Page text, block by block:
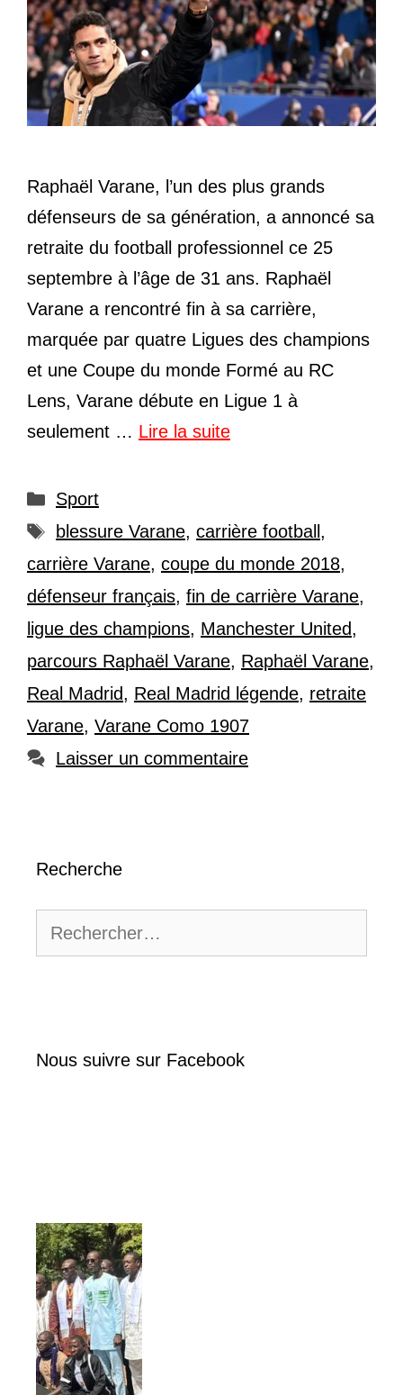
Raphaël Varane, l’un des plus grands
défenseurs de sa génération, a annoncé sa
retraite du football professionnel ce 25
septembre à l’âge de 31 ans. Raphaël
Varane a rencontré fin à sa carrière,
marquée par quatre Ligues des champions
et une Coupe du monde Formé au RC
Lens, Varane débute en Ligue 1 à
seulement … Lire la suite
Catégories
Sport
Étiquettes
blessure Varane, carrière football ,
carrière Varane, coupe du monde 2018,
défenseur français, fin de carrière Varane,
ligue des champions, Manchester United,
parcours Raphaël Varane, Raphaël Varane,
Real Madrid, Real Madrid légende, retraite
Varane, Varane Como 1907
Laisser un commentaire
Recherche
Nous suivre sur Facebook